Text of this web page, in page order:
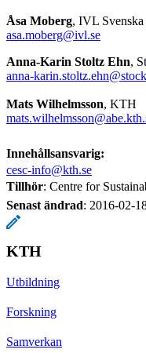
Åsa Moberg, IVL
asa.moberg@ivl.se
Anna-Karin Stoltz Ehn,
anna-
Mats Wilhelmsson, KTH
Innehållsansvarig:
cesc-info@kth.se
Tillhör: Centre for
Senast ändrad: 2016-02-
KTH
Utbildning
Forskning
Samverkan